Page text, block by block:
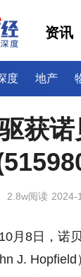
资讯
度 地产
获
2.8w阅读 2024-
月8日，诺
J.